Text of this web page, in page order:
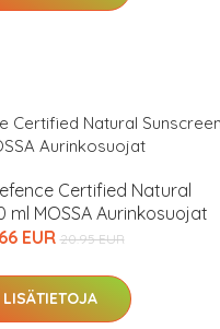
Certified Natural
ml MOSSA Aurinkosuojat
EUR 20.95 EUR
LISÄTIETOJA
%!
200 €